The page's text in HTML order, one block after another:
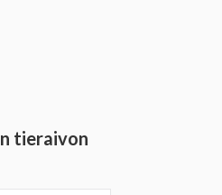
tieraivon